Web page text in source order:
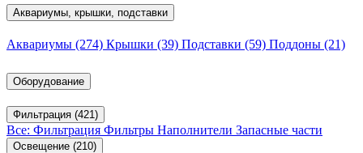
Аквариумы, крышки, подставки
Аквариумы (274) Крышки (39) Подставки (59) Поддоны (21)
Оборудование
Фильтрация (421)
Все: Фильтрация Фильтры Наполнители Запасные части
Освещение (210)